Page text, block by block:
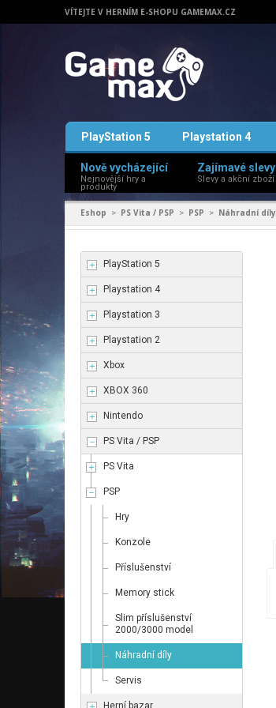
VÍTEJTE V HERNÍM E-SHOPU GAMEMAX.CZ
PlayStation 5 Playstation 4
Nově vycházející
Nejnovější hry a
produkty
Zajímavé slevy
Slevy a akční zboží
Eshop > PS Vita / PSP > PSP > Náhradní díly
PlayStation 5
Playstation 4
Playstation 3
Playstation 2
Xbox
XBOX 360
Nintendo
PS Vita / PSP
PS Vita
PSP
Hry
Konzole
Příslušenství
Memory stick
Slim příslušenství
2000/3000 model
Náhradní díly
Servis
Herní bazar